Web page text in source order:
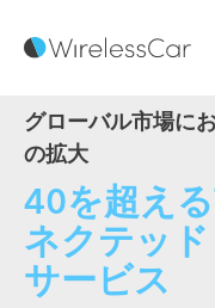
グローバル市場に
の拡大
40を超え
ネクテッ
サービス